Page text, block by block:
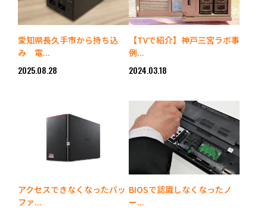
愛知県長久手市から持ち込
み 電...
2025.08.28
【TVで紹介】神戸三宮ラボ事
例...
2024.03.18
アクセスできなくなったバッ
ファ...
BIOSで認識しなくなったノ
ー...